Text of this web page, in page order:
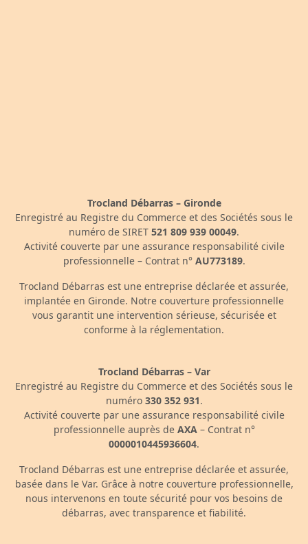
Trocland Débarras – Gironde
Enregistré au Registre du Commerce et des Sociétés sous le
numéro de SIRET 521 809 939 00049.
Activité couverte par une assurance responsabilité civile
professionnelle – Contrat n° AU773189.
Trocland Débarras est une entreprise déclarée et assurée,
implantée en Gironde. Notre couverture professionnelle
vous garantit une intervention sérieuse, sécurisée et
conforme à la réglementation.
Trocland Débarras – Var
Enregistré au Registre du Commerce et des Sociétés sous le
numéro 330 352 931.
Activité couverte par une assurance responsabilité civile
professionnelle auprès de AXA– Contrat n°
0000010445936604.
Trocland Débarras est une entreprise déclarée et assurée,
basée dans le Var. Grâce à notre couverture professionnelle,
nous intervenons en toute sécurité pour vos besoins de
débarras, avec transparence et fiabilité.